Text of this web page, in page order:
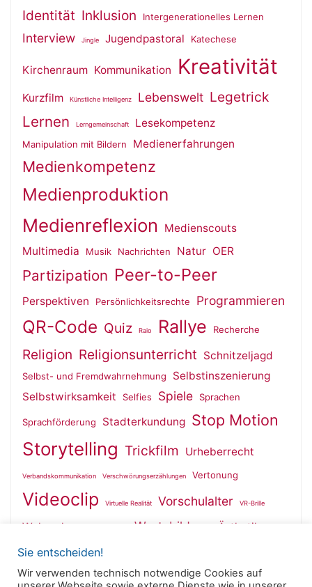
Identität Inklusion Intergenerationelles Lernen
Interview Jingle Jugendpastoral Katechese
Kirchenraum Kommunikation Kreativität
Kurzfilm Künstliche Intelligenz Lebenswelt Legetrick
Lernen Lerngemeinschaft Lesekompetenz
Manipulation mit Bildern Medienerfahrungen
Medienkompetenz
Medienproduktion
Medienreflexion Medienscouts
Multimedia
Musik Nachrichten Natur OER
Partizipation Peer-to-Peer
Perspektiven Persönlichkeitsrechte Programmieren
QR-Code Quiz Raio Rallye Recherche
Religion Religionsunterricht Schnitzeljagd
Selbst- und Fremdwahrnehmung
Selbstinszenierung
Selbstwirksamkeit
Selfies Spiele Sprachen
Sprachförderung Stadterkundung Stop Motion
Storytelling Trickfilm Urheberrecht
Verbandskommunikation Verschwörungserzählungen Vertonung
Videoclip Virtuelle Realität Vorschulalter VR-Brille
Wahrnehmung Wertebildung Ästhetik
Sie entscheiden!
Wir verwenden technisch notwendige Cookies auf